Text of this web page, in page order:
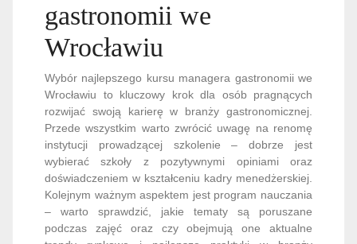
gastronomii we
Wrocławiu
Wybór najlepszego kursu managera gastronomii we
Wrocławiu to kluczowy krok dla osób pragnących
rozwijać swoją karierę w branży gastronomicznej.
Przede wszystkim warto zwrócić uwagę na renomę
instytucji prowadzącej szkolenie – dobrze jest
wybierać szkoły z pozytywnymi opiniami oraz
doświadczeniem w kształceniu kadry menedżerskiej.
Kolejnym ważnym aspektem jest program nauczania
– warto sprawdzić, jakie tematy są poruszane
podczas zajęć oraz czy obejmują one aktualne